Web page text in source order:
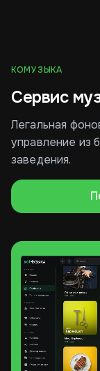
КОМУЗЫКА
Сервис
Легальная
управление из
заведения.